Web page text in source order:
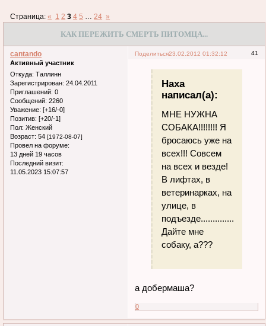
КАК ПЕРЕЖИТЬ СМЕРТЬ ПИТОМЦА...
Страница:« 1 2 3 4 5 … 24 »
Поделиться 41
23.02.2012 01:32:12
cantando
Активный участник
Откуда: Таллинн
Зарегистрирован: 24.04.2011
Приглашений: 0
Сообщений: 2260
Уважение: [+16/-0]
Позитив: [+20/-1]
Пол: Женский
Возраст: 54 [1972-08-07]
Провел на форуме:
13 дней 19 часов
Последний визит:
11.05.2023 15:07:57
Наха
написал(а):
МНЕ НУЖНА
СОБАКА!!!!!!!! Я
бросаюсь уже на
всех!!! Совсем
на всех и везде!
В лифтах, в
ветеринарках, на
улице, в
подъезде.................
Дайте мне
собаку, а???
а добермаша?
0